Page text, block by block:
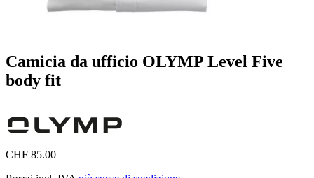
Camicia da ufficio OLYMP Level Five
body fit
CHF 85.00